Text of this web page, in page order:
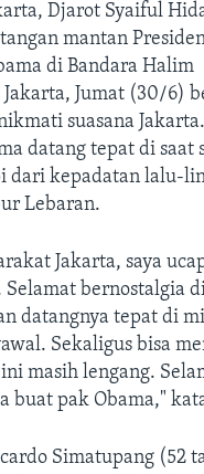
Djarot Syaiful
mantan
di Bandara Halim
Jumat (30/6)
suasana
datang tepat di saat
dari kepadatan lalu-
Lebaran.
Jakarta, saya
Selamat bernostalgia
datangnya tepat di
Sekaligus bisa
masih lengang.
buat pak Obama,"
Simatupang (52